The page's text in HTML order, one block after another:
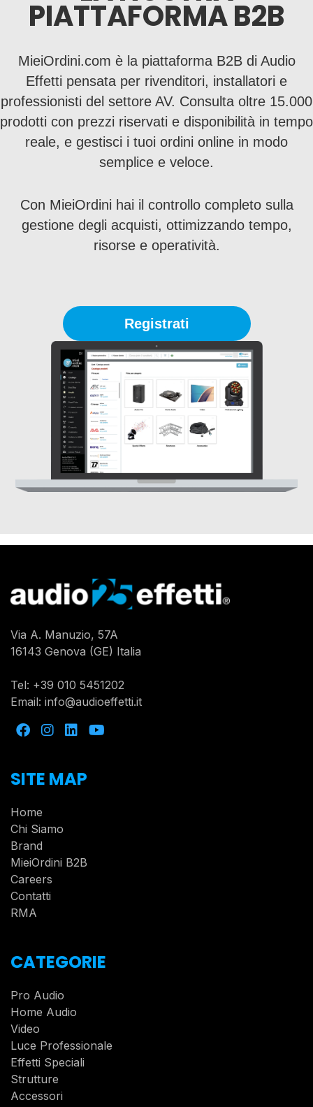
PIATTAFORMA B2B
MieiOrdini.com è la piattaforma B2B di Audio
Effetti pensata per rivenditori, installatori e
professionisti del settore AV. Consulta oltre 15.000
prodotti con prezzi riservati e disponibilità in tempo
reale, e gestisci i tuoi ordini online in modo
semplice e veloce.
Con MieiOrdini hai il controllo completo sulla
gestione degli acquisti, ottimizzando tempo,
risorse e operatività.
Registrati
Via A. Manuzio, 57A
16143 Genova (GE) Italia
Tel: +39 010 5451202
Email: info@audioeffetti.it
SITE MAP
Home
Chi Siamo
Brand
MieiOrdini B2B
Careers
Contatti
RMA
CATEGORIE
Pro Audio
Home Audio
Video
Luce Professionale
Effetti Speciali
Strutture
Accessori